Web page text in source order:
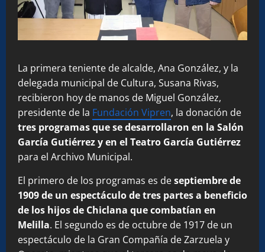
La primera teniente de alcalde, Ana González, y la
delegada municipal de Cultura, Susana Rivas,
recibieron hoy de manos de Miguel González,
presidente de la Fundación Vipren, la donación de
tres programas que se desarrollaron en la Salón
García Gutiérrez y en el Teatro García Gutiérrez
para el Archivo Municipal.
El primero de los programas es deseptiembre de
1909 de un espectáculo de tres partes a beneficio
de los hijos de Chiclana que combatían en
Melilla. El segundo es de octubre de 1917 de un
espectáculo de la Gran Compañía de Zarzuela y